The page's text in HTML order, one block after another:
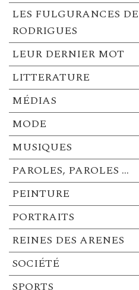
LES FULGURANCES
RODRIGUES
LEUR DERNIER MOT
LITTERATURE
MÉDIAS
MODE
MUSIQUES
PAROLES, PAROLES …
PEINTURE
PORTRAITS
REINES DES ARENES
SOCIÉTÉ